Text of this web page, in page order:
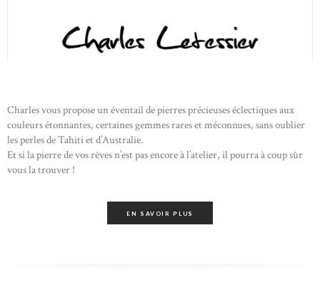
Charles vous propose un éventail de pierres précieuses éclectiques aux
couleurs étonnantes, certaines gemmes rares et méconnues, sans oublier
les perles de Tahiti et d’Australie.
Et si la pierre de vos rêves n’est pas encore à l’atelier, il pourra à coup sûr
vous la trouver !
EN SAVOIR PLUS